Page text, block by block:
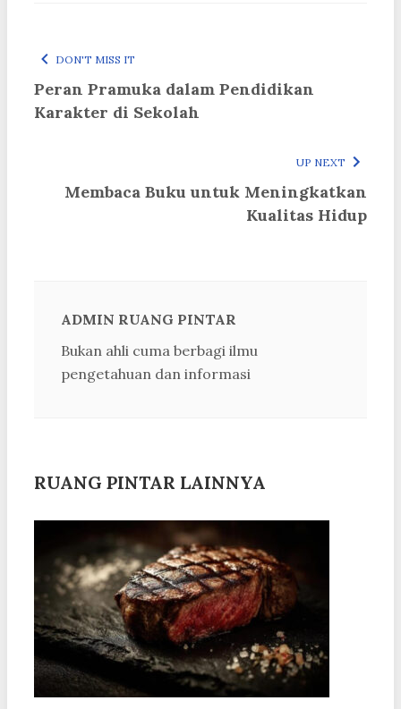
DON'T MISS IT
Peran Pramuka dalam Pendidikan
Karakter di Sekolah
UP NEXT
Membaca Buku untuk Meningkatkan
Kualitas Hidup
ADMIN RUANG PINTAR
Bukan ahli cuma berbagi ilmu
pengetahuan dan informasi
RUANG PINTAR LAINNYA